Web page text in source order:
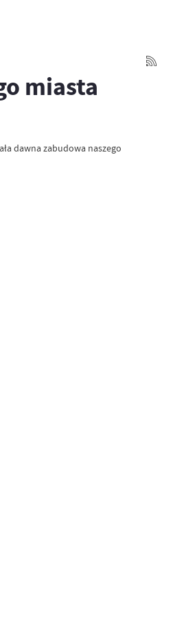
miasta
dawna zabudowa naszego